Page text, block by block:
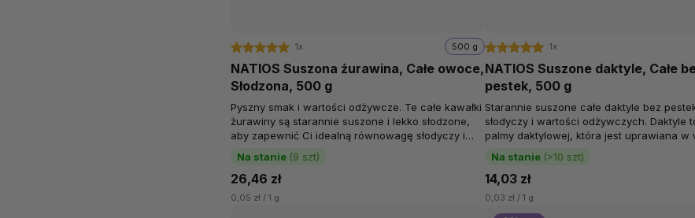
NATIOS Suszona żurawina, Całe owoce,
Słodzona, 500 g
1x
Na stanie (9 szt)
500 g
26,46 zł
0,05 zł / 1 g
Pyszny smak i wartości odżywcze. Te całe kawałki
żurawiny są starannie suszone i lekko słodzone,
aby zapewnić Ci idealną równowagę słodyczy i
naturalnej kwasowości....
NATIOS Suszone daktyle, Całe
pestek, 500 g
1x
Na stanie (>10 szt)
14,03 zł
0,03 zł / 1 g
Starannie suszone całe daktyle bez
słodyczy i wartości odżywczych. Daktyle
palmy daktylowej, która jest uprawiana w
tropikalnych rejonach...